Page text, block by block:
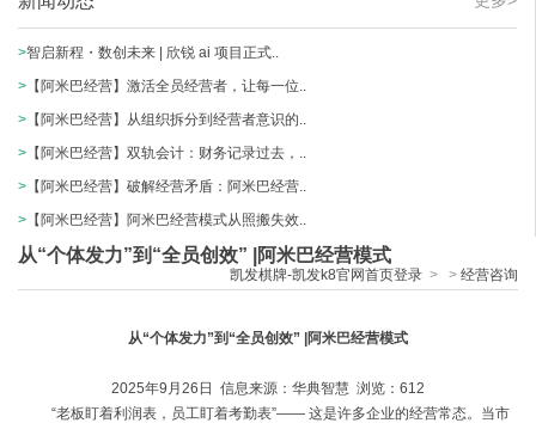
>智启新程・数创未来 | 欣锐 ai 项目正式..
> 【阿米巴经营】激活全员经营者，让每一位..
> 【阿米巴经营】从组织拆分到经营者意识的..
> 【阿米巴经营】双轨会计：财务记录过去，..
> 【阿米巴经营】破解经营矛盾：阿米巴经营..
> 【阿米巴经营】阿米巴经营模式从照搬失效..
从“个体发力”到“全员创效” |阿米巴经营模式
凯发棋牌-凯发k8官网首页登录 > > 经营咨询
从“个体发力”到“全员创效” |阿米巴经营模式
2025年9 月26 日 信息来源：华典智慧 浏览： 612
“老板盯着利润表，员工盯着考勤表”—— 这是许多企业的经营常态。当市